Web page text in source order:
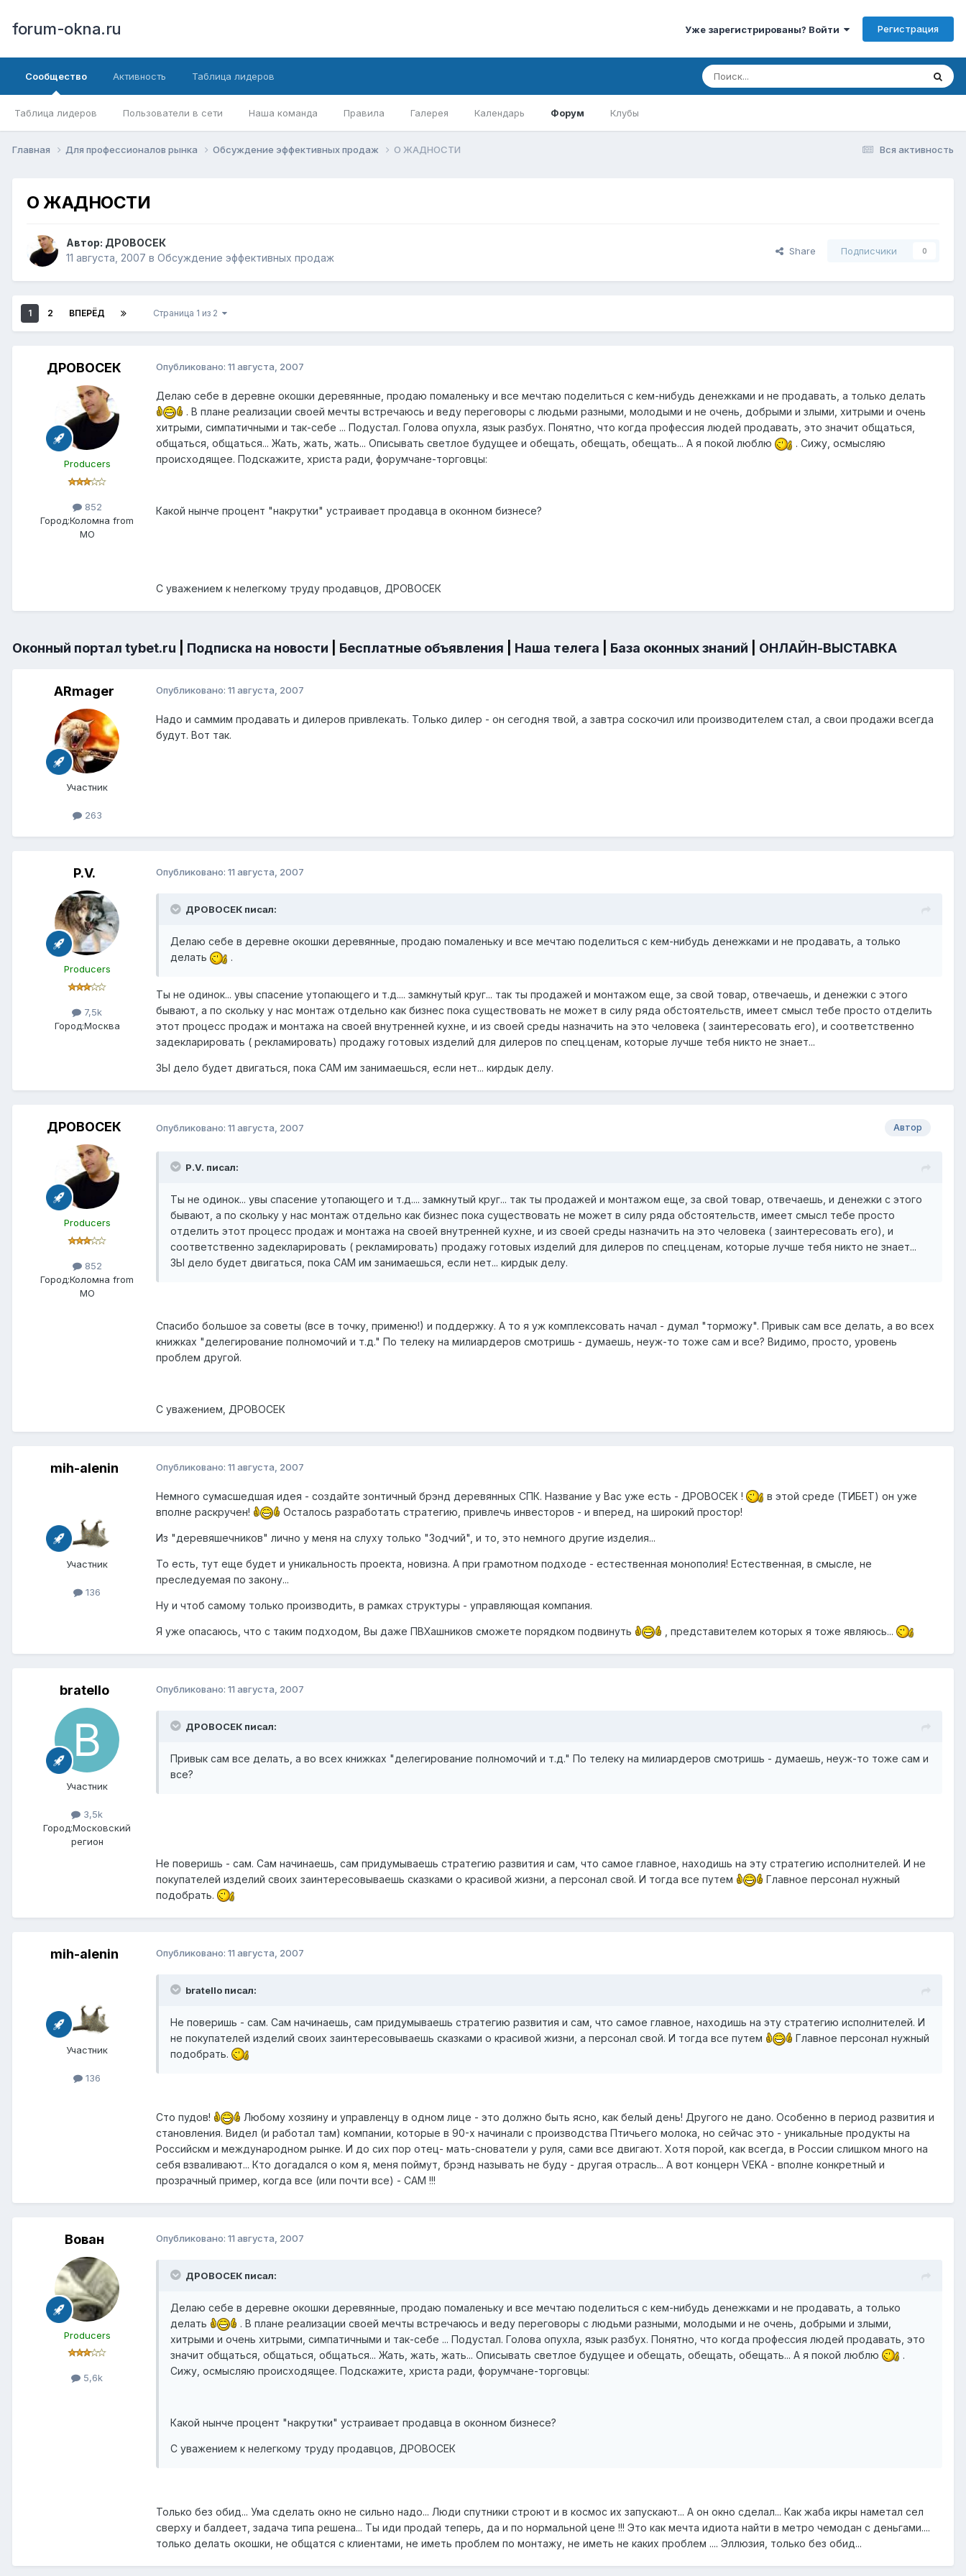
forum-okna.ru Уже зарегистрированы? Войти Регистрация
Сообщество
Таблица лидеров Пользователи в сети Наша команда Правила Галерея Календарь Форум Клубы
Активность Таблица лидеров
Вся активность
Главная Для профессионалов рынка Обсуждение эффективных продаж О ЖАДНОСТИ
О ЖАДНОСТИ
Автор: ДРОВОСЕК
11 августа, 2007 в Обсуждение эффективных продаж
Share Подписчики 0
1 2 ВПЕРЁД Страница 1 из 2
ДРОВОСЕК
Producers
852
Город:Коломна from
МО
Опубликовано: 11 августа, 2007
Делаю себе в деревне окошки деревянные, продаю помаленьку и все мечтаю поделиться с кем-нибудь денежками и не продавать, а только делать
. В плане реализации своей мечты встречаюсь и веду переговоры с людьми разными, молодыми и не очень, добрыми и злыми, хитрыми и очень
хитрыми, симпатичными и так-себе ... Подустал. Голова опухла, язык разбух. Понятно, что когда профессия людей продавать, это значит общаться,
общаться, общаться... Жать, жать, жать... Описывать светлое будущее и обещать, обещать, обещать... А я покой люблю
. Сижу, осмысляю
происходящее. Подскажите, христа ради, форумчане-торговцы:
Какой нынче процент "накрутки" устраивает продавца в оконном бизнесе?
С уважением к нелегкому труду продавцов, ДРОВОСЕК
Оконный портал tybet.ru Подписка на новости Бесплатные объявления Наша телега База оконных знаний ОНЛАЙН-ВЫСТАВКА
ARmager
Участник
263
Опубликовано: 11 августа, 2007
Надо и саммим продавать и дилеров привлекать. Только дилер - он сегодня твой, а завтра соскочил или производителем стал, а свои продажи всегда
будут. Вот так.
P.V.
Producers
7,5k
Город:Москва
Опубликовано: 11 августа, 2007
ДРОВОСЕК писал:
Делаю себе в деревне окошки деревянные, продаю помаленьку и все мечтаю поделиться с кем-нибудь денежками и не продавать, а только
делать
.
Ты не одинок... увы спасение утопающего и т.д.... замкнутый круг... так ты продажей и монтажом еще, за свой товар, отвечаешь, и денежки с этого
бывают, а по скольку у нас монтаж отдельно как бизнес пока существовать не может в силу ряда обстоятельств, имеет смысл тебе просто отделить
этот процесс продаж и монтажа на своей внутренней кухне, и из своей среды назначить на это человека ( заинтересовать его), и соответственно
задекларировать ( рекламировать) продажу готовых изделий для дилеров по спец.ценам, которые лучше тебя никто не знает...
ЗЫ дело будет двигаться, пока САМ им занимаешься, если нет... кирдык делу.
ДРОВОСЕК
Producers
852
Город:Коломна from
МО
Автор
Опубликовано: 11 августа, 2007
P.V. писал:
Ты не одинок... увы спасение утопающего и т.д.... замкнутый круг... так ты продажей и монтажом еще, за свой товар, отвечаешь, и денежки с этого
бывают, а по скольку у нас монтаж отдельно как бизнес пока существовать не может в силу ряда обстоятельств, имеет смысл тебе просто
отделить этот процесс продаж и монтажа на своей внутренней кухне, и из своей среды назначить на это человека ( заинтересовать его), и
соответственно задекларировать ( рекламировать) продажу готовых изделий для дилеров по спец.ценам, которые лучше тебя никто не знает...
ЗЫ дело будет двигаться, пока САМ им занимаешься, если нет... кирдык делу.
Спасибо большое за советы (все в точку, применю!) и поддержку. А то я уж комплексовать начал - думал "торможу". Привык сам все делать, а во всех
книжках "делегирование полномочий и т.д." По телеку на милиардеров смотришь - думаешь, неуж-то тоже сам и все? Видимо, просто, уровень
проблем другой.
С уважением, ДРОВОСЕК
mih-alenin
Участник
136
Опубликовано: 11 августа, 2007
Немного сумасшедшая идея - создайте зонтичный брэнд деревянных СПК. Название у Вас уже есть - ДРОВОСЕК !
в этой среде (ТИБЕТ) он уже
вполне раскручен!
Осталось разработать стратегию, привлечь инвесторов - и вперед, на широкий простор!
Из "деревяшечников" лично у меня на слуху только "Зодчий", и то, это немного другие изделия...
То есть, тут еще будет и уникальность проекта, новизна. А при грамотном подходе - естественная монополия! Естественная, в смысле, не
преследуемая по закону...
Ну и чтоб самому только производить, в рамках структуры - управляющая компания.
Я уже опасаюсь, что с таким подходом, Вы даже ПВХашников сможете порядком подвинуть , представителем которых я тоже являюсь...
bratello
Участник
3,5k
Город:Московский
регион
Опубликовано: 11 августа, 2007
ДРОВОСЕК писал:
Привык сам все делать, а во всех книжках "делегирование полномочий и т.д." По телеку на милиардеров смотришь - думаешь, неуж-то тоже сам и
все?
Не поверишь - сам. Сам начинаешь, сам придумываешь стратегию развития и сам, что самое главное, находишь на эту стратегию исполнителей. И не
покупателей изделий своих заинтересовываешь сказками о красивой жизни, а персонал свой. И тогда все путем
Главное персонал нужный
подобрать.
mih-alenin
Участник
136
Опубликовано: 11 августа, 2007
bratello писал:
Не поверишь - сам. Сам начинаешь, сам придумываешь стратегию развития и сам, что самое главное, находишь на эту стратегию исполнителей. И
не покупателей изделий своих заинтересовываешь сказками о красивой жизни, а персонал свой. И тогда все путем
Главное персонал нужный
подобрать.
Сто пудов!
Любому хозяину и управленцу в одном лице - это должно быть ясно, как белый день! Другого не дано. Особенно в период развития и
становления. Видел (и работал там) компании, которые в 90-х начинали с производства Птичьего молока, но сейчас это - уникальные продукты на
Российскм и международном рынке. И до сих пор отец- мать-снователи у руля, сами все двигают. Хотя порой, как всегда, в России слишком много на
себя взваливают... Кто догадался о ком я, меня поймут, брэнд называть не буду - другая отрасль... А вот концерн VEKA - вполне конкретный и
прозрачный пример, когда все (или почти все) - САМ !!!
Вован
Producers
5,6k
Опубликовано: 11 августа, 2007
ДРОВОСЕК писал:
Делаю себе в деревне окошки деревянные, продаю помаленьку и все мечтаю поделиться с кем-нибудь денежками и не продавать, а только
делать
. В плане реализации своей мечты встречаюсь и веду переговоры с людьми разными, молодыми и не очень, добрыми и злыми,
хитрыми и очень хитрыми, симпатичными и так-себе ... Подустал. Голова опухла, язык разбух. Понятно, что когда профессия людей продавать, это
значит общаться, общаться, общаться... Жать, жать, жать... Описывать светлое будущее и обещать, обещать, обещать... А я покой люблю
.
Сижу, осмысляю происходящее. Подскажите, христа ради, форумчане-торговцы:
Какой нынче процент "накрутки" устраивает продавца в оконном бизнесе?
С уважением к нелегкому труду продавцов, ДРОВОСЕК
Только без обид... Ума сделать окно не сильно надо... Люди спутники строют и в космос их запускают... А он окно сделал... Как жаба икры наметал сел
сверху и балдеет, задача типа решена... Ты иди продай теперь, да и по нормальной цене !!! Это как мечта идиота найти в метро чемодан с деньгами....
только делать окошки, не общатся с клиентами, не иметь проблем по монтажу, не иметь не каких проблем .... Эллюзия, только без обид...